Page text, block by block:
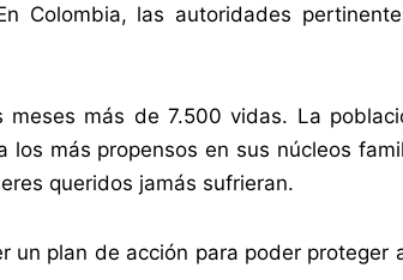
Colombia, las autoridades
meses más de 7.500 vidas. La
los más propensos en sus núcleos
queridos jamás sufrieran.
un plan de acción para poder proteger